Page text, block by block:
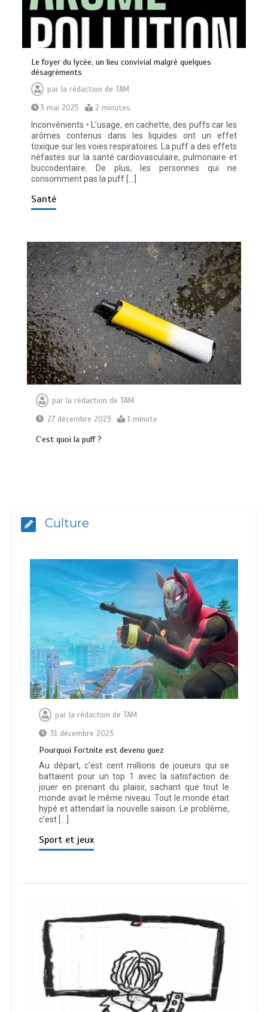
Le foyer du lycée, un lieu convivial malgré quelques
désagréments
par la rédaction de TAM
3 mai 2025
2 minutes
Inconvénients • L’usage, en cachette, des puffs car les
arômes contenus dans les liquides ont un effet
toxique sur les voies respiratoires. La puff a des effets
néfastes sur la santé cardiovasculaire, pulmonaire et
buccodentaire. De plus, les personnes qui ne
consomment pas la puff […]
Santé
parla rédaction de TAM
27 décembre 2023
1 minute
C’est quoi la puff ?
Culture
par la rédaction de TAM
31 décembre 2023
Pourquoi Fortnite est devenu guez
Au départ, c’est cent millions de joueurs qui se
battaient pour un top 1 avec la satisfaction de
jouer en prenant du plaisir, sachant que tout le
monde avait le même niveau. Tout le monde était
hypé et attendait la nouvelle saison. Le problème,
c’est […]
Sport et jeux